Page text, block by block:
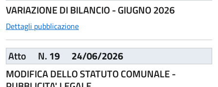
VARIAZIONE DI BILANCIO - GIUGNO 2026
Dettagli pubblicazione
Atto N.19
24/06/2026
MODIFICA DELLO STATUTO COMUNALE -